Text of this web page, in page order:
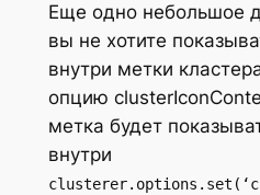
Еще одно небольшое
вы не хотите
внутри метки
опцию
метка будет
внутри